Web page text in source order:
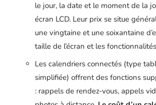
le jour, la date et le moment de la
écran LCD. Leur prix se situe
une vingtaine et une soixantaine
taille de l’écran et les
Les calendriers connectés (type
simplifiée) offrent des fonctions
: rappels de rendez-vous, appels